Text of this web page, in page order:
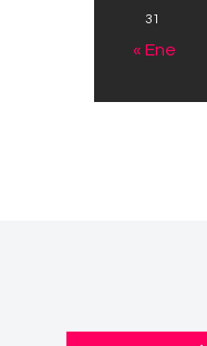
31
« Ene